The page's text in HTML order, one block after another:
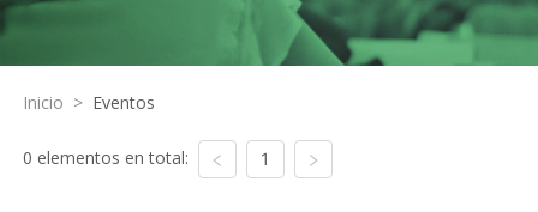
Inicio > Eventos
0 elementos en total: 1